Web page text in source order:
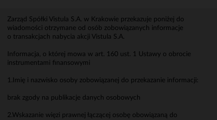
Zarząd Spółki Vistula S.A. w Krakowie przekazuje poniżej do
wiadomości otrzymane od osób zobowiązanych informacje
o transakcjach nabycia akcji Vistula S.A.
Informacja, o której mowa w art. 160 ust. 1 Ustawy o obrocie
instrumentami finansowymi
1.Imię i nazwisko osoby zobowiązanej do przekazanie informacji:
brak zgody na publikacje danych osobowych
2.Wskazanie więzi prawnej łączącej osobę obowiązaną do